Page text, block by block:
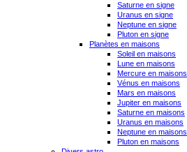
Saturne en signe
Uranus en signe
Neptune en signe
Pluton en signe
Planètes en maisons
Soleil en maisons
Lune en maisons
Mercure en maisons
Vénus en maisons
Mars en maisons
Jupiter en maisons
Saturne en maisons
Uranus en maisons
Neptune en maisons
Pluton en maisons